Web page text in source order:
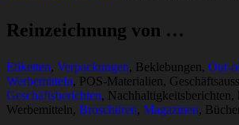
Reinzeichnung von …
Etiketten, Verpackungen, Beklebungen, Out-
Werbemitteln, POS-Materialien,
Geschäftsberichten, Nachhaltigkeitsberichten,
Werbemitteln, Broschüren, Magazinen,